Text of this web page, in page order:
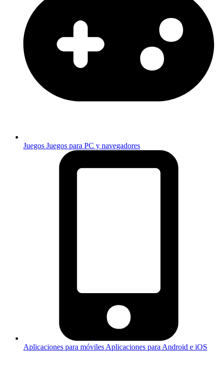
Juegos Juegos para PC y navegadores
Aplicaciones para móviles Aplicaciones para Android e iOS